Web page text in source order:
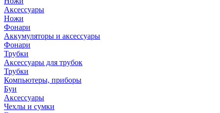
Аксессуары
Ножи
Фонари
Аккумуляторы и аксессуары
Фонари
Трубки
Аксессуары для трубок
Трубки
Компьютеры, приборы
Буи
Аксессуары
Чехлы и сумки